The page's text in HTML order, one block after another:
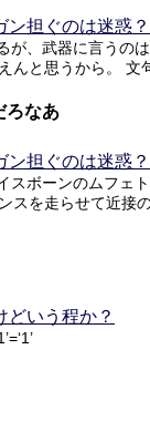
ン担ぐのは迷惑？
が、武器に言うの
んと思うから。
ろなあ
ン担ぐのは迷惑？
スボーンのムフェ
スを走らせて近接
どいう程か？